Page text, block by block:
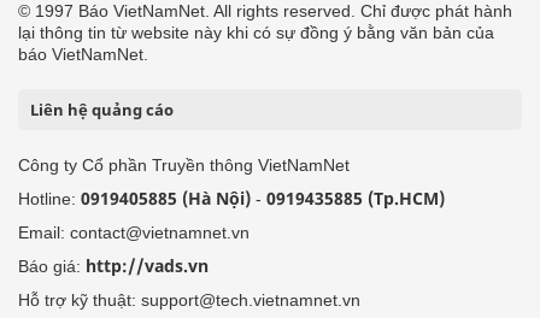
© 1997 Báo VietNamNet. All rights reserved. Chỉ được phát hành
lại thông tin từ website này khi có sự đồng ý bằng văn bản của
báo VietNamNet.
Liên hệ quảng cáo
Công ty Cổ phần Truyền thông VietNamNet
Hotline: 0919405885 (Hà Nội) - 0919435885 (Tp.HCM)
Email: contact@vietnamnet.vn
Báo giá: http://vads.vn
Hỗ trợ kỹ thuật: support@tech.vietnamnet.vn